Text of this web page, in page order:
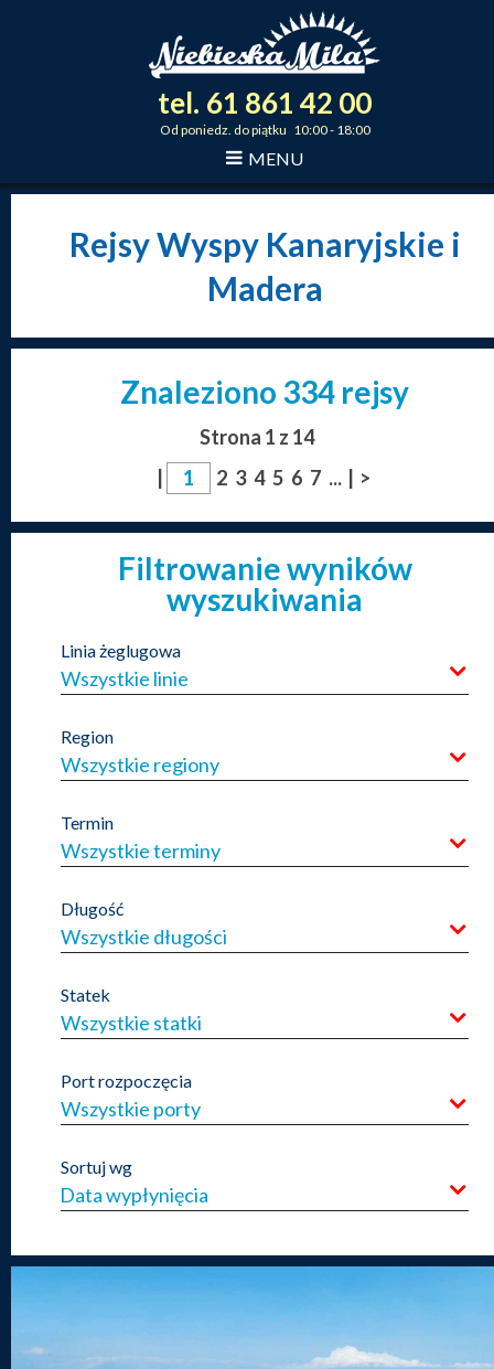
tel. 61 861 42 00
Od poniedz. do piątku 10:00 - 18:00
MENU
Rejsy Wyspy Kanaryjskie i
Madera
Znaleziono 334 rejsy
Strona 1 z 14
2 3 4 5 6 7 ... >
Filtrowanie wyników
wyszukiwania
Linia żeglugowa
Wszystkie linie
Region
Wszystkie regiony
Termin
Wszystkie terminy
Długość
Wszystkie długości
Statek
Wszystkie statki
Port rozpoczęcia
Wszystkie porty
Sortuj wg